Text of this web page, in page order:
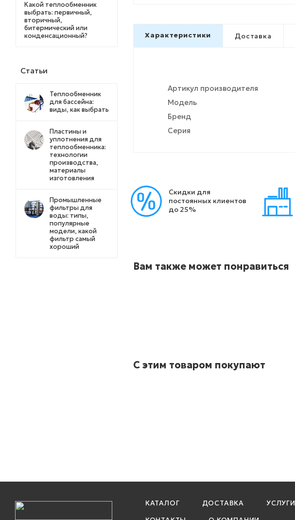
Характеристики Доставка
Артикул производителя
Модель
Бренд
Серия
Скидки для
постоянных клиентов
до 25%
Вам также может понравиться
С этим товаром покупают
Какой теплообменник
выбрать: первичный,
вторичный,
битермический или
конденсационный?
Статьи
Теплообменник
для бассейна:
виды, как выбрать
Пластины и
уплотнения для
теплообменника:
технологии
производства,
материалы
изготовления
Промышленные
фильтры для
воды: типы,
популярные
модели, какой
фильтр самый
хороший
КАТАЛОГ ДОСТАВКА
УСЛУГИ